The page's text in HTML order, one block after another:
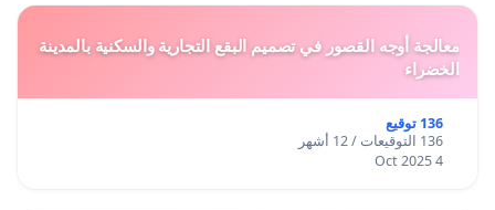
معالجة أوجه القصور في تصميم البقع التجارية والسكنية بالمدينة
الخضراء
136 توقيع
136 التوقيعات / 12 أشهر
4 Oct 2025